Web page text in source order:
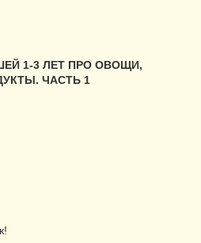
1-3 ЛЕТ ПРО ОВОЩИ,
ЧАСТЬ 1